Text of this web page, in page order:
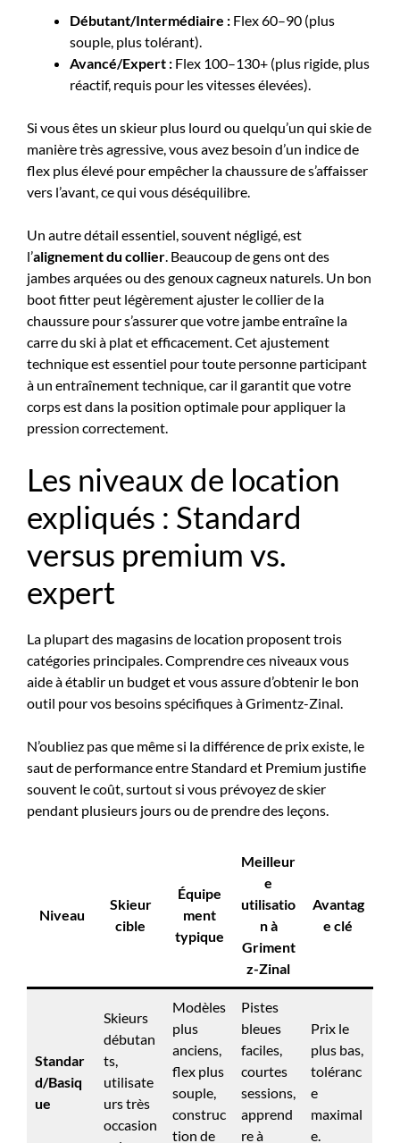
Débutant/Intermédiaire : Flex 60–90 (plus
souple, plus tolérant).
Avancé/Expert : Flex 100–130+ (plus rigide, plus
réactif, requis pour les vitesses élevées).
Si vous êtes un skieur plus lourd ou quelqu’un qui skie de
manière très agressive, vous avez besoin d’un indice de
flex plus élevé pour empêcher la chaussure de s’affaisser
vers l’avant, ce qui vous déséquilibre.
Un autre détail essentiel, souvent négligé, est
l’alignement du collier. Beaucoup de gens ont des
jambes arquées ou des genoux cagneux naturels. Un bon
boot fitter peut légèrement ajuster le collier de la
chaussure pour s’assurer que votre jambe entraîne la
carre du ski à plat et efficacement. Cet ajustement
technique est essentiel pour toute personne participant
à un entraînement technique, car il garantit que votre
corps est dans la position optimale pour appliquer la
pression correctement.
Les niveaux de location
expliqués : Standard
versus premium vs.
expert
La plupart des magasins de location proposent trois
catégories principales. Comprendre ces niveaux vous
aide à établir un budget et vous assure d’obtenir le bon
outil pour vos besoins spécifiques à Grimentz-Zinal.
N’oubliez pas que même si la différence de prix existe, le
saut de performance entre Standard et Premium justifie
souvent le coût, surtout si vous prévoyez de skier
pendant plusieurs jours ou de prendre des leçons.
Niveau
Skieur
cible
Équipe
ment
typique
Meilleur
e
utilisatio
n à
Griment
z-Zinal
Avantag
e clé
Standar
d/Basiq
ue
Skieurs
débutan
ts,
utilisate
urs très
occasion
Modèles
plus
anciens,
flex plus
souple,
construc
tion de
Pistes
bleues
faciles,
courtes
sessions,
apprend
re à
Prix le
plus bas,
toléranc
e
maximal
e.